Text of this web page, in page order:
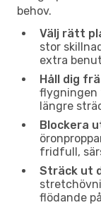
behov.
Välj rätt
stor
extra
Håll dig
flygningen
längre
Blockera
fridfull,
Sträck ut
flödande